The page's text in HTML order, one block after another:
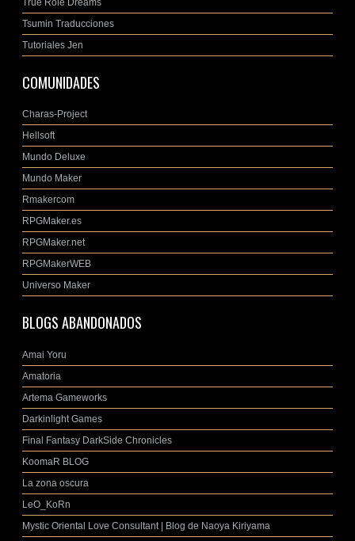
Tsumin Traducciones
Tutoriales Jen
COMUNIDADES
Charas-Project
Hellsoft
Mundo Deluxe
Mundo Maker
Rmakercom
RPGMaker.es
RPGMaker.net
RPGMakerWEB
Universo Maker
BLOGS ABANDONADOS
Amai Yoru
Amatoria
Artema Gameworks
Darkinlight Games
Final Fantasy DarkSide Chronicles
KoomaR BLOG
La zona oscura
LeO_KoRn
Mystic Oriental Love Consultant | Blog de Naoya Kiriyama